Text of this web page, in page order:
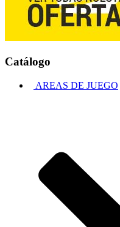
Catálogo
AREAS DE JUEGO